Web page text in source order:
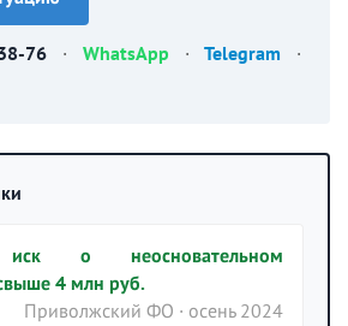
76 · WhatsApp ·Telegram ·
иск о неосновательном
4 млн руб.
Приволжский ФО · осень 2024